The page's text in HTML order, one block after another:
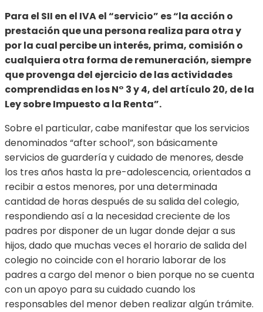
Para el SII en el IVA el “servicio” es “la acción o
prestación que una persona realiza para otra y
por la cual percibe un interés, prima, comisión o
cualquiera otra forma de remuneración, siempre
que provenga del ejercicio de las actividades
comprendidas en los N° 3 y 4, del artículo 20, de la
Ley sobre Impuesto a la Renta”.
Sobre el particular, cabe manifestar que los servicios
denominados “after school”, son básicamente
servicios de guardería y cuidado de menores, desde
los tres años hasta la pre-adolescencia, orientados a
recibir a estos menores, por una determinada
cantidad de horas después de su salida del colegio,
respondiendo así a la necesidad creciente de los
padres por disponer de un lugar donde dejar a sus
hijos, dado que muchas veces el horario de salida del
colegio no coincide con el horario laborar de los
padres a cargo del menor o bien porque no se cuenta
con un apoyo para su cuidado cuando los
responsables del menor deben realizar algún trámite.